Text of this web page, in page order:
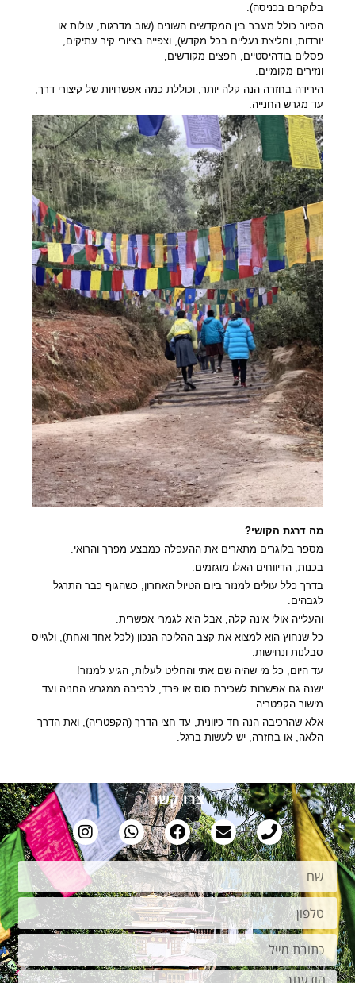
בלוקרים בכניסה).
הסיור כולל מעבר בין המקדשים השונים (שוב מדרגות, עולות או
יורדות, וחליצת נעליים בכל מקדש), וצפייה בציורי קיר עתיקים,
פסלים בודהיסטיים, חפצים מקודשים,
ונזירים מקומיים.
הירידה בחזרה הנה קלה יותר, וכוללת כמה אפשרויות של קיצורי דרך,
עד מגרש החנייה.
מה דרגת הקושי?
מספר בלוגרים מתארים את ההעפלה כמבצע מפרך והרואי.
בכנות, הדיווחים האלו מוגזמים.
בדרך כלל עולים למנזר ביום הטיול האחרון, כשהגוף כבר התרגל
לגבהים.
והעלייה אולי אינה קלה, אבל היא לגמרי אפשרית.
כל שנחוץ הוא למצוא את קצב ההליכה הנכון (לכל אחד ואחת), ולגייס
סבלנות ונחישות.
עד היום, כל מי שהיה שם אתי והחליט לעלות, הגיע למנזר!
ישנה גם אפשרות לשכירת סוס או פרד, לרכיבה ממגרש החניה ועד
מישור הקפטריה.
אלא שהרכיבה הנה חד כיוונית, עד חצי הדרך (הקפטריה), ואת הדרך
הלאה, או בחזרה, יש לעשות ברגל.
צרו קשר